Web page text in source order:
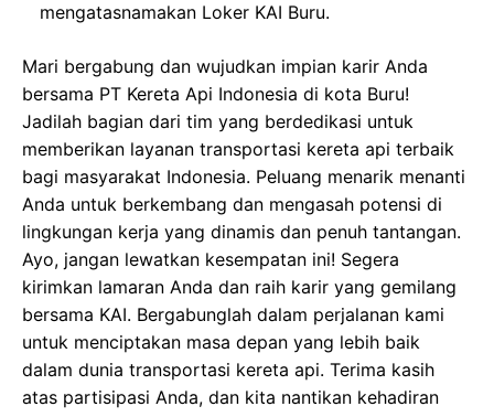
mengatasnamakan Loker KAI Buru.
Mari bergabung dan wujudkan impian karir Anda
bersama PT Kereta Api Indonesia di kota Buru!
Jadilah bagian dari tim yang berdedikasi untuk
memberikan layanan transportasi kereta api terbaik
bagi masyarakat Indonesia. Peluang menarik menanti
Anda untuk berkembang dan mengasah potensi di
lingkungan kerja yang dinamis dan penuh tantangan.
Ayo, jangan lewatkan kesempatan ini! Segera
kirimkan lamaran Anda dan raih karir yang gemilang
bersama KAI. Bergabunglah dalam perjalanan kami
untuk menciptakan masa depan yang lebih baik
dalam dunia transportasi kereta api. Terima kasih
atas partisipasi Anda, dan kita nantikan kehadiran